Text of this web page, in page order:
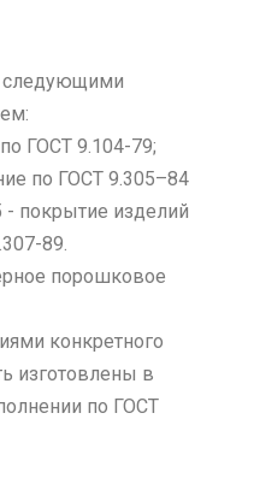
следующими
ГОСТ 9.104-79;
по ГОСТ 9.305–84
покрытие изделий
89.
порошковое
конкретного
изготовлены в
по ГОСТ